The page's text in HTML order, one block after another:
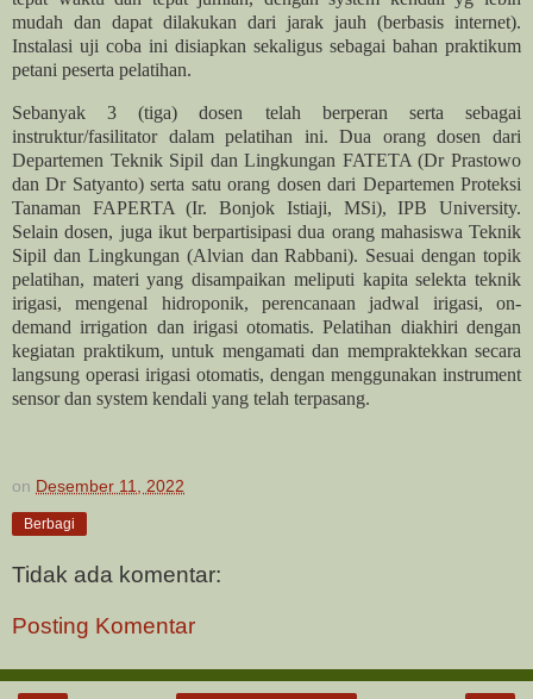
mudah dan dapat dilakukan dari jarak jauh (berbasis internet).
Instalasi uji coba ini disiapkan sekaligus sebagai bahan praktikum
petani peserta pelatihan.
Sebanyak 3 (tiga) dosen telah berperan serta sebagai
instruktur/fasilitator dalam pelatihan ini. Dua orang dosen dari
Departemen Teknik Sipil dan Lingkungan FATETA (Dr Prastowo
dan Dr Satyanto) serta satu orang dosen dari Departemen Proteksi
Tanaman FAPERTA (Ir. Bonjok Istiaji, MSi), IPB University.
Selain dosen, juga ikut berpartisipasi dua orang mahasiswa Teknik
Sipil dan Lingkungan (Alvian dan Rabbani). Sesuai dengan topik
pelatihan, materi yang disampaikan meliputi kapita selekta teknik
irigasi, mengenal hidroponik, perencanaan jadwal irigasi, on-
demand irrigation dan irigasi otomatis. Pelatihan diakhiri dengan
kegiatan praktikum, untuk mengamati dan mempraktekkan secara
langsung operasi irigasi otomatis, dengan menggunakan instrument
sensor dan system kendali yang telah terpasang.
on Desember 11, 2022
Berbagi
Tidak ada komentar:
Posting Komentar